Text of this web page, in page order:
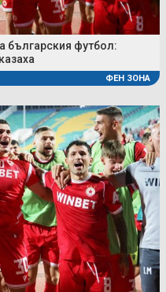
българския футбол:
ФЕН ЗОНА